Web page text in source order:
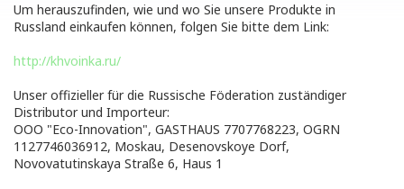
Um herauszufinden, wie und wo Sie unsere Produkte in
Russland einkaufen können, folgen Sie bitte dem Link:
http://khvoinka.ru/
Unser offizieller für die Russische Föderation zuständiger
Distributor und Importeur:
ООО "Eco-Innovation", GASTHAUS 7707768223, OGRN
1127746036912, Moskau, Desenovskoye Dorf,
Novovatutinskaya Straße 6, Haus 1